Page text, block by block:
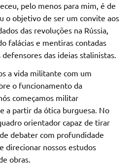
pelo menos para mim, é de
o objetivo de ser um convite aos
das revoluções na Rússia,
falácias e mentiras contadas
das ideias stalinistas.
a vida militante com um
o funcionamento da
começamos militar
a partir da ótica burguesa. No
orientador capaz de tirar
debater com profundidade
direcionar nossos estudos
obras.